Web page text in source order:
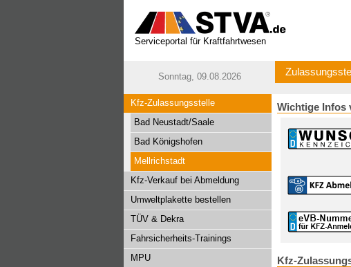
Serviceportal für Kraftfahrtwesen
Sonntag, 09.08.2026
Kfz-Zulassungsstelle
Bad Neustadt/Saale
Bad Königshofen
Mellrichstadt
Kfz-Verkauf bei Abmeldung
Umweltplakette bestellen
TÜV & Dekra
Fahrsicherheits-Trainings
MPU
Wichtige Infos
Kfz-